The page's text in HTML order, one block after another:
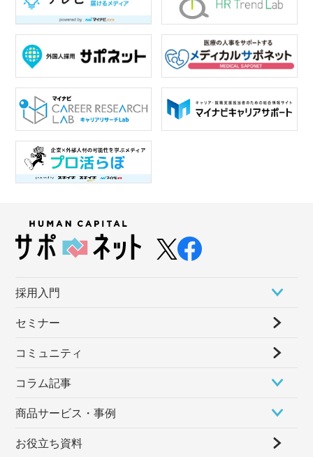
採⽤⼊⾨
セミナー
コミュニティ
コラム記事
商品サービス・事例
お役立ち資料